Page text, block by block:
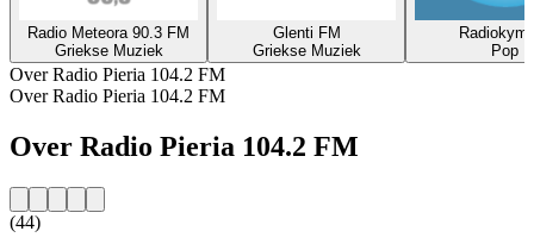
Radio Meteora 90.3 FM
Griekse Muziek
Glenti FM
Griekse Muziek
Pop
Over Radio Pieria 104.2 FM
Over Radio Pieria 104.2 FM
Over Radio Pieria 104.2 FM
(44)